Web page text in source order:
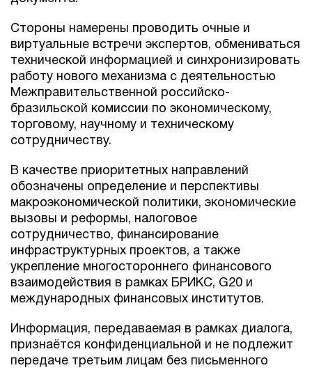
Стороны намерены проводить очные и
виртуальные встречи экспертов, обмениваться
технической информацией и синхронизировать
работу нового механизма с деятельностью
Межправительственной российско-
бразильской комиссии по экономическому,
торговому, научному и техническому
сотрудничеству.
В качестве приоритетных направлений
обозначены определение и перспективы
макроэкономической политики, экономические
вызовы и реформы, налоговое
сотрудничество, финансирование
инфраструктурных проектов, а также
укрепление многостороннего финансового
взаимодействия в рамках БРИКС, G20 и
международных финансовых институтов.
Информация, передаваемая в рамках диалога,
признаётся конфиденциальной и не подлежит
передаче третьим лицам без письменного